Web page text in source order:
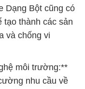
Dạng Bột cũng có
tạo thành các sản
và chống vi
môi trường:**
nhu cầu về